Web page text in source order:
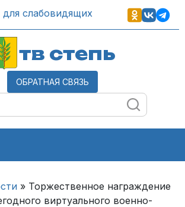
слабовидящих
тв степь
ОБРАТНАЯ СВЯЗЬ
» Торжественное награждение
виртуального военно-